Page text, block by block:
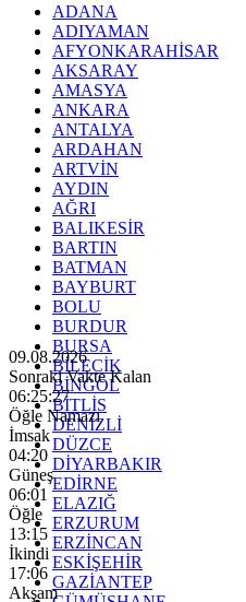
ADANA
ADIYAMAN
AFYONKARAHİSAR
AKSARAY
AMASYA
ANKARA
ANTALYA
ARDAHAN
ARTVİN
AYDIN
AĞRI
BALIKESİR
BARTIN
BATMAN
BAYBURT
BOLU
BURDUR
BURSA
BİLECİK
BİNGÖL
BİTLİS
DENİZLİ
DÜZCE
DİYARBAKIR
EDİRNE
ELAZIĞ
ERZURUM
ERZİNCAN
ESKİŞEHİR
GAZİANTEP
09.08.2026
Sonraki Vakte Kalan
06:25:25
Öğle Namazı
İmsak
04:20
Güneş
06:01
Öğle
13:15
İkindi
17:06
Akşam